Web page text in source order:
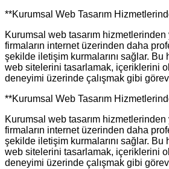
**Kurumsal Web Tasarım
Kurumsal web tasarım
firmaların internet üzerinden daha
şekilde iletişim kurmalarını sağlar. Bu
web sitelerini tasarlamak, içeriklerini
deneyimi üzerinde çalışmak gibi
**Kurumsal Web Tasarım
Kurumsal web tasarım
firmaların internet üzerinden daha
şekilde iletişim kurmalarını sağlar. Bu
web sitelerini tasarlamak, içeriklerini
deneyimi üzerinde çalışmak gibi